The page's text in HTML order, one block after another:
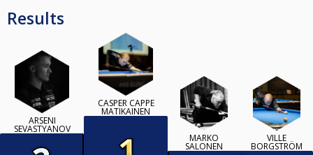
Results
ARSENI
SEVASTYANOV
CASPER CAPPE
MATIKAINEN
MARKO
SALONEN
VILLE
BORGSTRÖM